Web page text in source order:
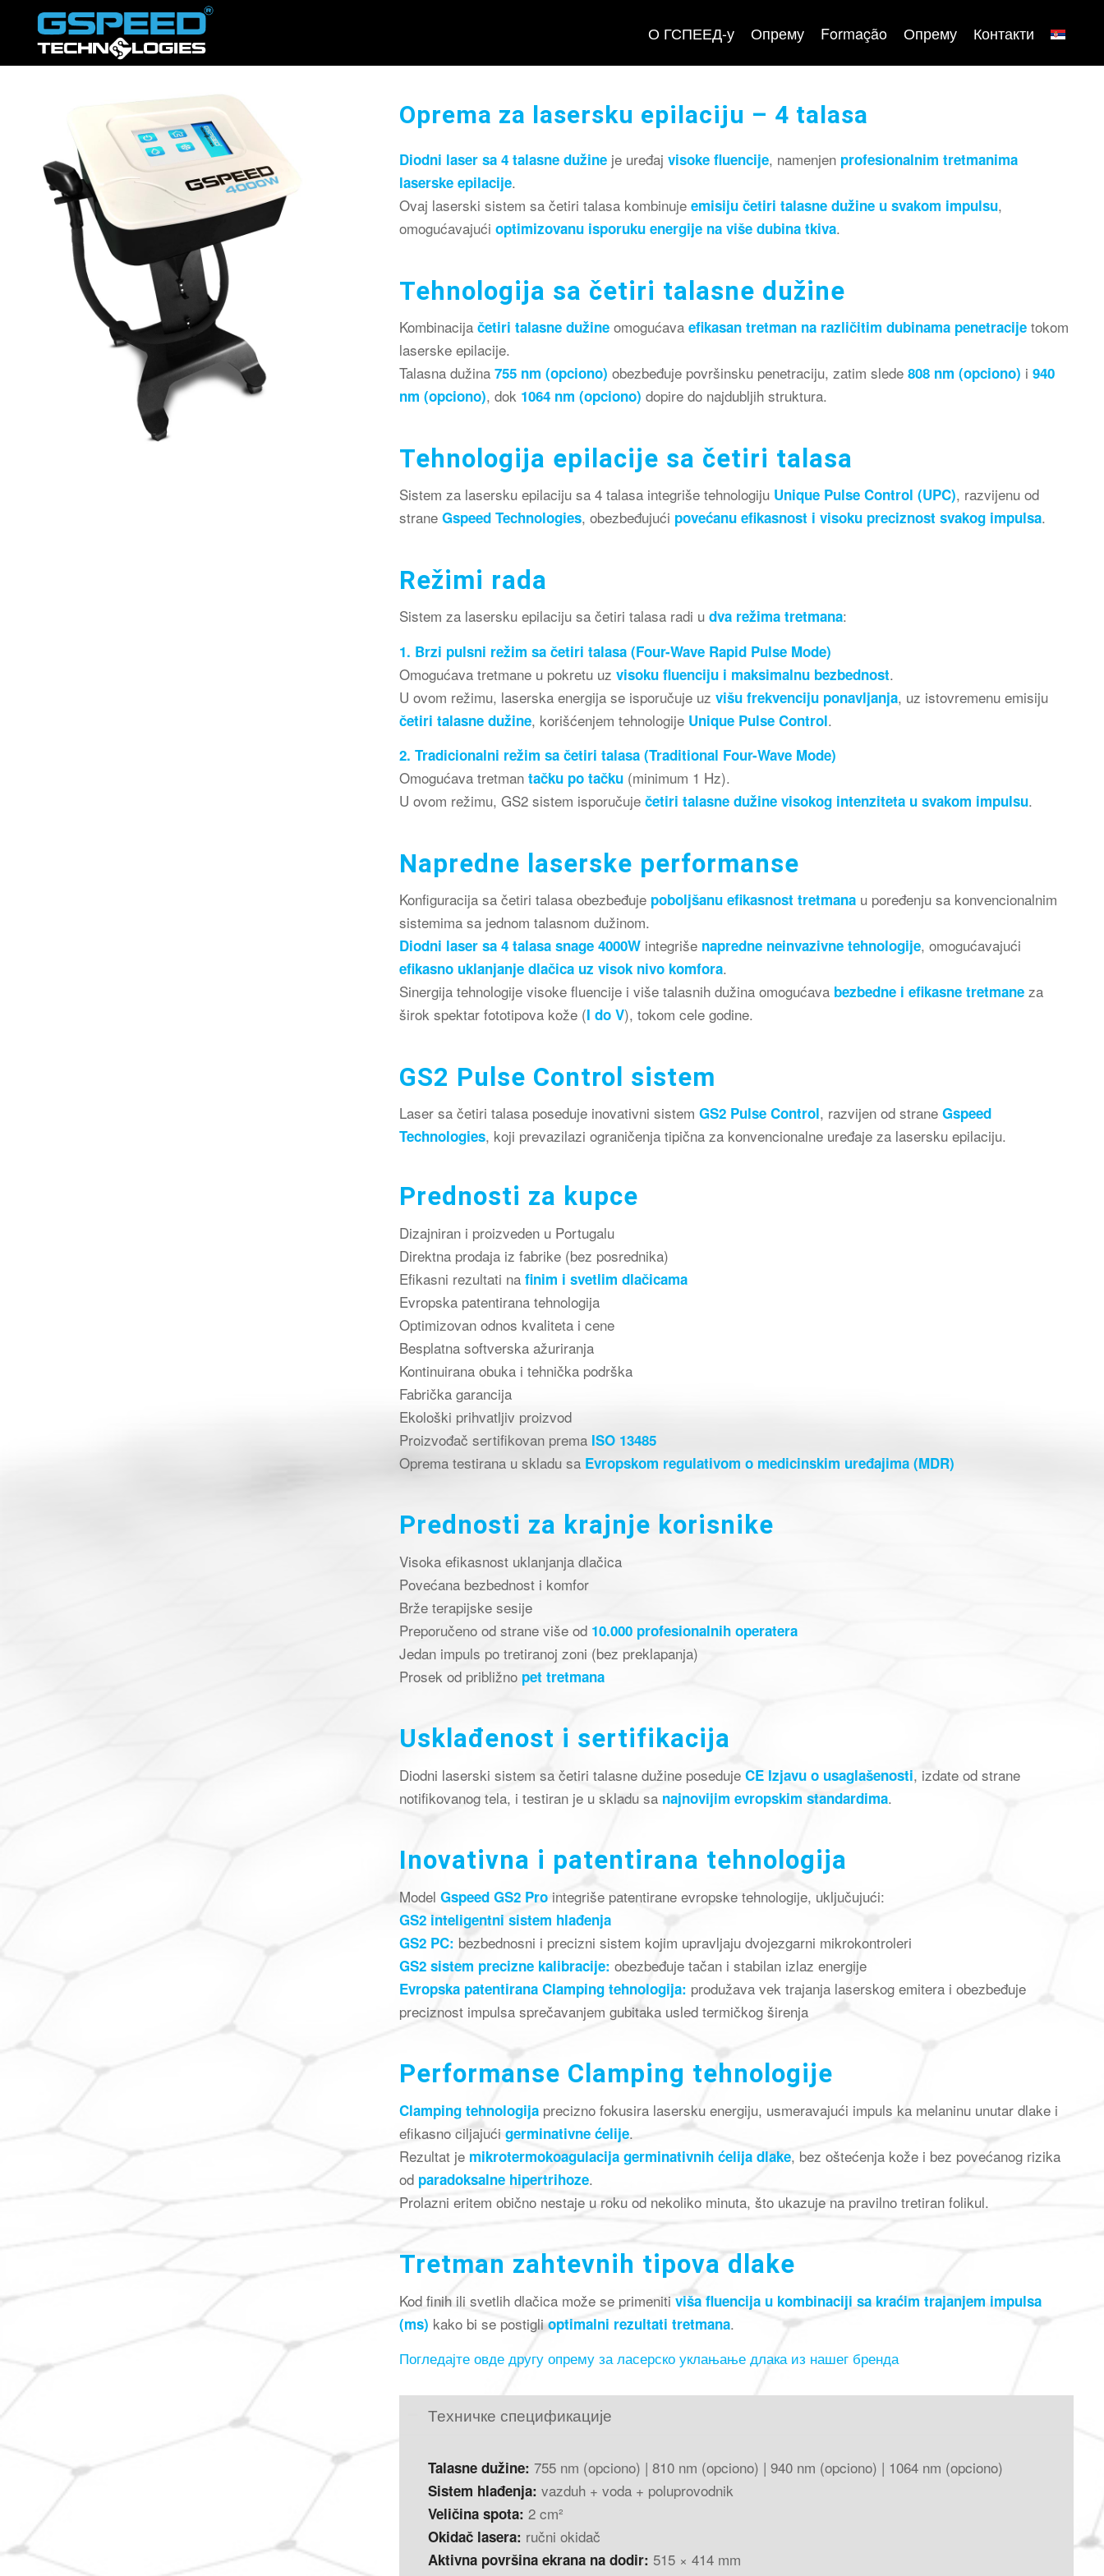
О ГСПЕЕД-у Опрему Formação Опрему Контакти
Oprema za lasersku epilaciju – 4 talasa
Diodni laser sa 4 talasne dužineje uređaj visoke fluencije, namenjen profesionalnim tretmanima
laserske epilacije.
Ovaj laserski sistem sa četiri talasa kombinuje emisiju četiri talasne dužine u svakom impulsu,
omogućavajući optimizovanu isporuku energije na više dubina tkiva.
Tehnologija sa četiri talasne dužine
Kombinacija četiri talasne dužineomogućava efikasan tretman na različitim dubinama penetracijetokom
laserske epilacije.
Talasna dužina 755 nm (opciono) obezbeđuje površinsku penetraciju, zatim slede 808 nm (opciono) i 940
nm (opciono), dok 1064 nm (opciono) dopire do najdubljih struktura.
Tehnologija epilacije sa četiri talasa
Sistem za lasersku epilaciju sa 4 talasa integriše tehnologiju Unique Pulse Control (UPC), razvijenu od
strane Gspeed Technologies, obezbeđujući povećanu efikasnost i visoku preciznost svakog impulsa.
Režimi rada
Sistem za lasersku epilaciju sa četiri talasa radi u dva režima tretmana:
1. Brzi pulsni režim sa četiri talasa (Four-Wave Rapid Pulse Mode)
Omogućava tretmane u pokretu uz visoku fluenciju i maksimalnu bezbednost.
U ovom režimu, laserska energija se isporučuje uz višu frekvenciju ponavljanja, uz istovremenu emisiju
četiri talasne dužine, korišćenjem tehnologije Unique Pulse Control.
2. Tradicionalni režim sa četiri talasa (Traditional Four-Wave Mode)
Omogućava tretman tačku po tačku(minimum 1 Hz).
U ovom režimu, GS2 sistem isporučuje četiri talasne dužine visokog intenziteta u svakom impulsu.
Napredne laserske performanse
Konfiguracija sa četiri talasa obezbeđuje poboljšanu efikasnost tretmanau poređenju sa konvencionalnim
sistemima sa jednom talasnom dužinom.
Diodni laser sa 4 talasa snage 4000Wintegriše napredne neinvazivne tehnologije, omogućavajući
efikasno uklanjanje dlačica uz visok nivo komfora.
Sinergija tehnologije visoke fluencije i više talasnih dužina omogućava bezbedne i efikasne tretmaneza
širok spektar fototipova kože (I do V), tokom cele godine.
GS2 Pulse Control sistem
Laser sa četiri talasa poseduje inovativni sistem GS2 Pulse Control, razvijen od strane Gspeed
Technologies, koji prevazilazi ograničenja tipična za konvencionalne uređaje za lasersku epilaciju.
Prednosti za kupce
Dizajniran i proizveden u Portugalu
Direktna prodaja iz fabrike (bez posrednika)
Efikasni rezultati na finim i svetlim dlačicama
Evropska patentirana tehnologija
Optimizovan odnos kvaliteta i cene
Besplatna softverska ažuriranja
Kontinuirana obuka i tehnička podrška
Fabrička garancija
Ekološki prihvatljiv proizvod
Proizvođač sertifikovan prema ISO 13485
Oprema testirana u skladu sa Evropskom regulativom o medicinskim uređajima (MDR)
Prednosti za krajnje korisnike
Visoka efikasnost uklanjanja dlačica
Povećana bezbednost i komfor
Brže terapijske sesije
Preporučeno od strane više od 10.000 profesionalnih operatera
Jedan impuls po tretiranoj zoni (bez preklapanja)
Prosek od približno pet tretmana
Usklađenost i sertifikacija
Diodni laserski sistem sa četiri talasne dužine poseduje CE Izjavu o usaglašenosti, izdate od strane
notifikovanog tela, i testiran je u skladu sa najnovijim evropskim standardima.
Inovativna i patentirana tehnologija
Model Gspeed GS2 Prointegriše patentirane evropske tehnologije, uključujući:
GS2 inteligentni sistem hlađenja
GS2 PC: bezbednosni i precizni sistem kojim upravljaju dvojezgarni mikrokontroleri
GS2 sistem precizne kalibracije: obezbeđuje tačan i stabilan izlaz energije
Evropska patentirana Clamping tehnologija: produžava vek trajanja laserskog emitera i obezbeđuje
preciznost impulsa sprečavanjem gubitaka usled termičkog širenja
Performanse Clamping tehnologije
Clamping tehnologijaprecizno fokusira lasersku energiju, usmeravajući impuls ka melaninu unutar dlake i
efikasno ciljajući germinativne ćelije.
Rezultat je mikrotermokoagulacija germinativnih ćelija dlake, bez oštećenja kože i bez povećanog rizika
od paradoksalne hipertrihoze.
Prolazni eritem obično nestaje u roku od nekoliko minuta, što ukazuje na pravilno tretiran folikul.
Tretman zahtevnih tipova dlake
Kod finih ili svetlih dlačica može se primeniti viša fluencija u kombinaciji sa kraćim trajanjem impulsa
(ms) kako bi se postiglioptimalni rezultati tretmana.
Погледајте овде другу опрему за ласерско уклањање длака из нашег бренда
Техничке спецификације
Talasne dužine: 755 nm (opciono) | 810 nm (opciono) | 940 nm (opciono) | 1064 nm (opciono)
Sistem hlađenja: vazduh + voda + poluprovodnik
Veličina spota: 2 cm²
Okidač lasera: ručni okidač
Aktivna površina ekrana na dodir: 515 × 414 mm